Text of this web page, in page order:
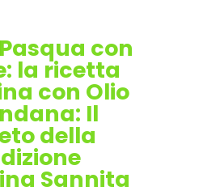
con
la ricetta
con Olio
Il
della
Sannita